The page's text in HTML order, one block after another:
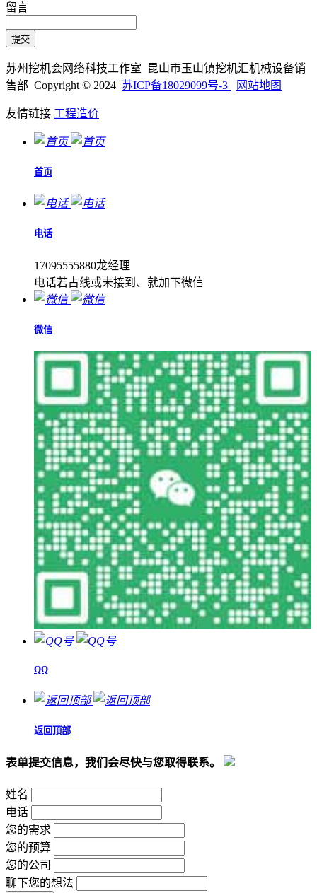
留言
苏州挖机会网络科技工作室 昆山市玉山镇挖机汇机械设备销
售部 Copyright © 2024 苏ICP备18029099号-3 网站地图
友情链接 工程造价|
首页
电话
17095555880龙经理
电话若占线或未接到、就加下微信
微信
QQ
返回顶部
表单提交信息，我们会尽快与您取得联系。
姓名
电话
您的需求
您的预算
您的公司
聊下您的想法